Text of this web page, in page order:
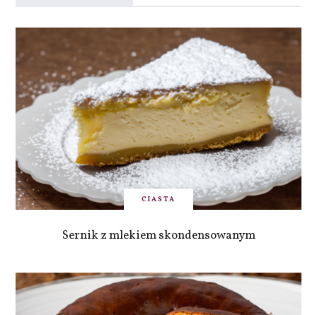
CIASTA
Sernik z mlekiem skondensowanym